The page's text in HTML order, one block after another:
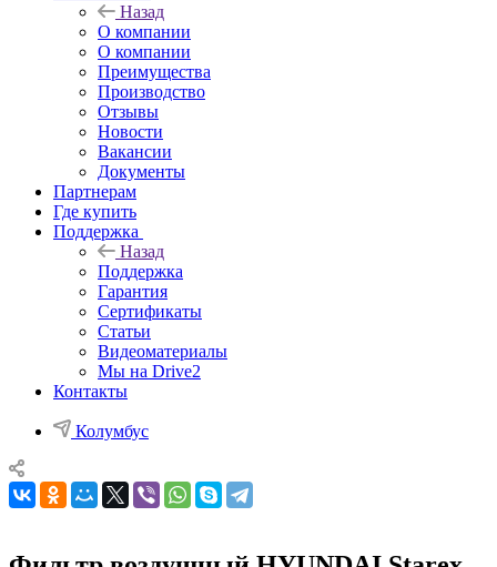
Назад
О компании
О компании
Преимущества
Производство
Отзывы
Новости
Вакансии
Документы
Партнерам
Где купить
Поддержка
Назад
Поддержка
Гарантия
Сертификаты
Статьи
Видеоматериалы
Мы на Drive2
Контакты
Колумбус